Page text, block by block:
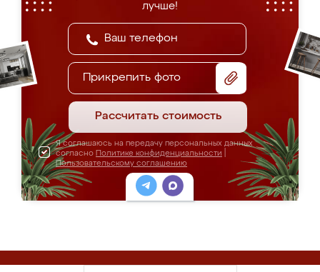
лучше!
Прикрепить фото
Рассчитать стоимость
Я соглашаюсь на передачу персональных данных
согласно Политике конфиденциальности
Пользовательскому соглашению